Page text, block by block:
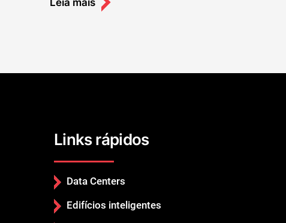
Leia mais
Links rápidos
Data Centers
Edifícios inteligentes